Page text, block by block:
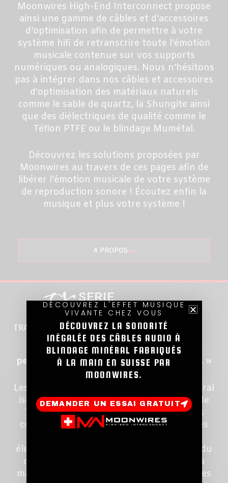
Moonwires High-End Interconnect propose
ainsi une gamme de câbles et d’accessoires
d’optimisation afin de permettre à votre
système hifi de retranscrire toute l’émotion
musicale contenue sur vos supports
numériques ou analogiques. Nous n’hésitons
pas à intégrer dans nos câbles et accessoires
d’optimisation des matériaux naturels
comme le sable de quartz, la Shungite ainsi
que des diélectriques de qualité comme le
Téflon PTFE ou le blindage Mumétal.
Découvrez les solutions proposées par
Moonwires au travers de ces pages afin de
libérer l’émotion musicale de votre système
de reproduction sonore ! Écoutez enfin la
musique et plus votre système !
A PROPOS
FX SERIE
TRANSMISSION ULTIME DE LA PUISSANCE
« L’influence des câbles sur les
performances sonores de votre système. »
Les câbles isolés grâce aux minéraux (mineral
isolated cables) sont utilisés depuis plus de
70 ans dans de nombreuses applications
commerciales, industrielles et scientifiques
électromécaniques. Le principal avantage du
câble à blindage minéral est sa capacité à
maîtriser des champs magnétiques intenses
DÉCOUVREZ L'EFFET MUSIQUE
VIVANTE CHEZ VOUS
DÉCOUVREZ LA SONORITÉ
INÉGALÉE DES CÂBLES AUDIO À
BLINDAGE MINÉRAL FABRIQUÉS
À LA MAIN EN SUISSE PAR
MOONWIRES.
DEMANDER UN ESSAI GRATUIT